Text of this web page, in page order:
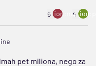
6 ion:minus
4
pet miliona, nego za